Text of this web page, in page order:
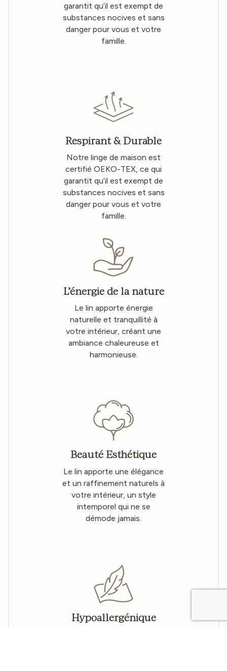
garantit qu’il est exempt de
substances nocives et sans
danger pour vous et votre
famille.
Respirant & Durable
Notre linge de maison est
certifié OEKO-TEX, ce qui
garantit qu’il est exempt de
substances nocives et sans
danger pour vous et votre
famille.
L’énergie de la nature
Le lin apporte énergie
naturelle et tranquillité à
votre intérieur, créant une
ambiance chaleureuse et
harmonieuse.
Beauté Esthétique
Le lin apporte une élégance
et un raffinement naturels à
votre intérieur, un style
intemporel qui ne se
démode jamais.
Hypoallergénique